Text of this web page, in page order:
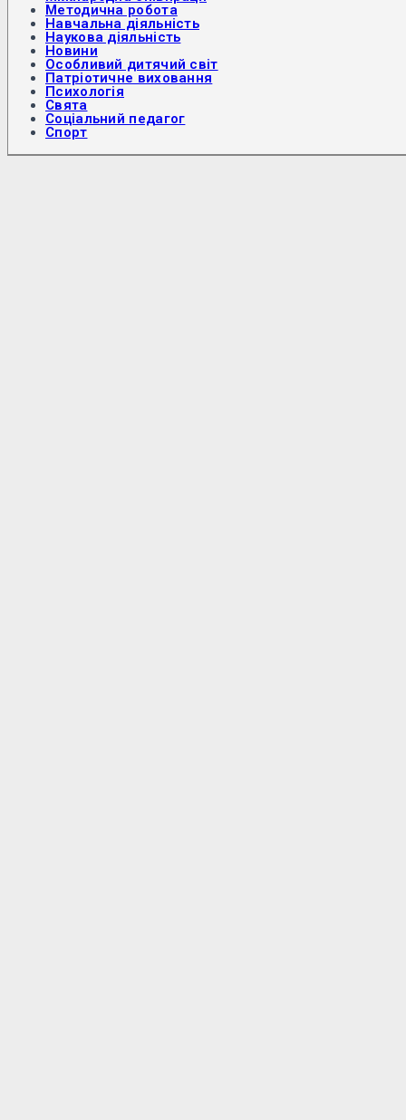
Методична робота
Навчальна діяльність
Наукова діяльність
Новини
Особливий дитячий світ
Патріотичне виховання
Психологія
Свята
Соціальний педагог
Спорт